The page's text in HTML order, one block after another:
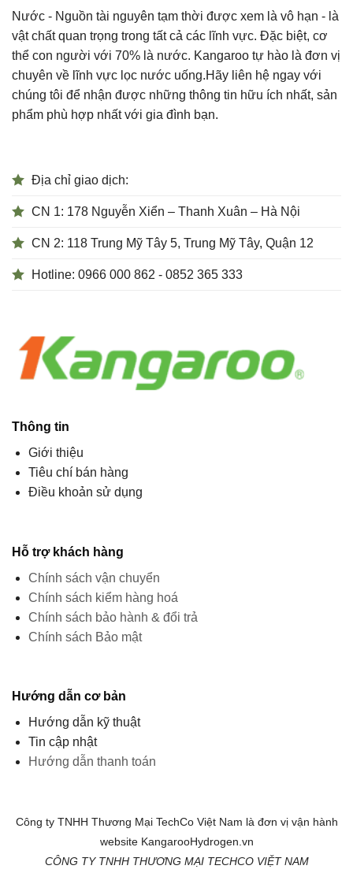
Nước - Nguồn tài nguyên tạm thời được xem là vô hạn - là
vật chất quan trọng trong tất cả các lĩnh vực. Đặc biệt, cơ
thể con người với 70% là nước. Kangaroo tự hào là đơn vị
chuyên về lĩnh vực lọc nước uống.Hãy liên hệ ngay với
chúng tôi để nhận được những thông tin hữu ích nhất, sản
phẩm phù hợp nhất với gia đình bạn.
Địa chỉ giao dịch:
CN 1: 178 Nguyễn Xiển – Thanh Xuân – Hà Nội
CN 2: 118 Trung Mỹ Tây 5, Trung Mỹ Tây, Quận 12
Hotline: 0966 000 862 - 0852 365 333
Thông tin
Giới thiệu
Tiêu chí bán hàng
Điều khoản sử dụng
Hỗ trợ khách hàng
Chính sách vận chuyển
Chính sách kiểm hàng hoá
Chính sách bảo hành & đổi trả
Chính sách Bảo mật
Hướng dẫn cơ bản
Hướng dẫn kỹ thuật
Tin cập nhật
Hướng dẫn thanh toán
Công ty TNHH Thương Mại TechCo Việt Nam là đơn vị vận hành
website KangarooHydrogen.vn
CÔNG TY TNHH THƯƠNG MẠI TECHCO VIỆT NAM